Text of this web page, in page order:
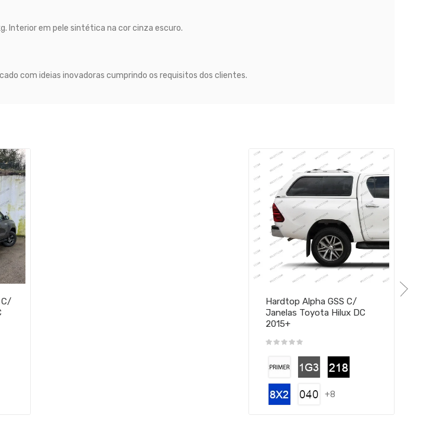
Interior em pele sintética na cor cinza escuro.
com ideias inovadoras cumprindo os requisitos dos clientes.
C/
Hardtop Alpha GSS C/
Janelas Toyota Hilux DC
2015+
+8